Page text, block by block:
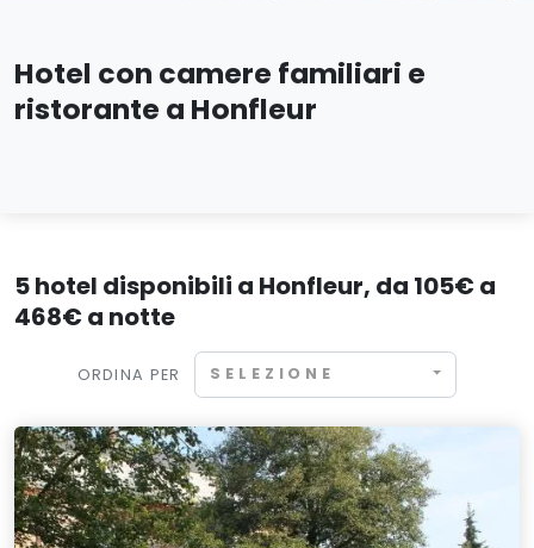
Hotel con camere familiari e
ristorante a Honfleur
5 hotel disponibili a Honfleur, da 105€ a
468€ a notte
ORDINA PER SELEZIONE